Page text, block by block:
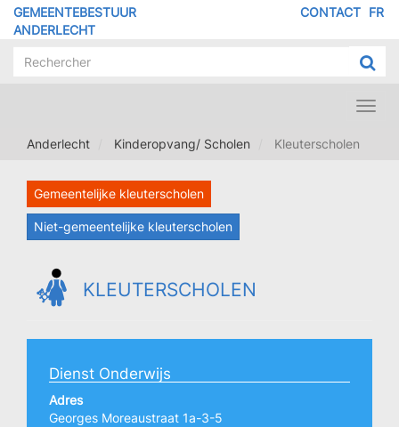
Overslaan
GEMEENTEBESTUUR
ANDERLECHT
FR
CONTACT
Anderlecht
Kinderopvang/ Scholen Kleuterscholen
Gemeentelijke kleuterscholen
Niet-gemeentelijke kleuterscholen
KLEUTERSCHOLEN
Dienst Onderwijs
Adres
Georges Moreaustraat 1a-3-5